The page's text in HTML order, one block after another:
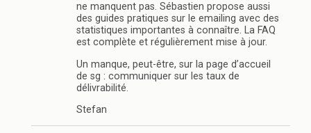
ne manquent pas. Sébastien propose aussi
des guides pratiques sur le emailing avec des
statistiques importantes à connaître. La FAQ
est complète et régulièrement mise à jour.
Un manque, peut-être, sur la page d’accueil
de sg : communiquer sur les taux de
délivrabilité.
Stefan